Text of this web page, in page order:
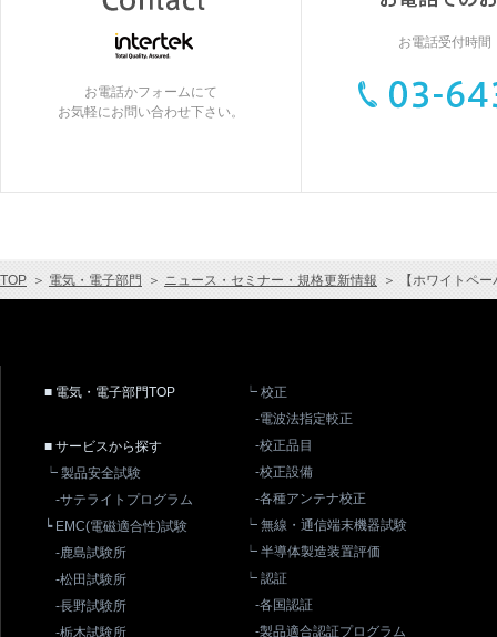
お電話かフォームにて
お気軽にお問い合わせ下さい。
お電話受付時間
TOP ＞ 電気・電子部門 ＞ ニュース・セミナー・規格更新情報 ＞ 【ホワイトペ
■ 電気・電子部門TOP
■ サービスから探す
┕ 製品安全試験
-サテライトプログラム
┕ EMC(電磁適合性)試験
-鹿島試験所
-松田試験所
-長野試験所
-栃木試験所
┕ 校正
-電波法指定較正
-校正品目
-校正設備
-各種アンテナ校正
┕ 無線・通信端末機器試験
┕ 半導体製造装置評価
┕ 認証
-各国認証
-製品適合認証プログラム